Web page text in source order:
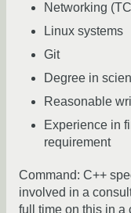
Networking
Linux systems
Git
Degree in
Reasonable
Experience in
requirement
Command: C++
involved in a
full time on this in a